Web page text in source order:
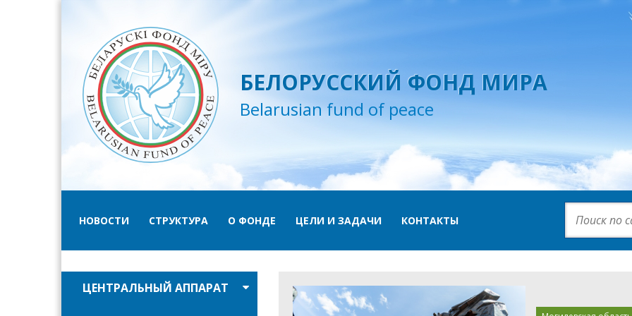
БЕЛОРУССКИЙ ФОНД МИРА
Belarusian fund of peace
НОВОСТИ СТРУКТУРА О ФОНДЕ ЦЕЛИ И ЗАДАЧИ КОНТАКТЫ
ЦЕНТРАЛЬНЫЙ АППАРАТ